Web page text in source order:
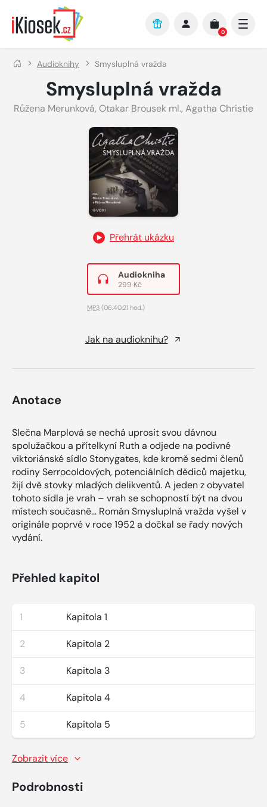
Přejít na hlavní obsah
0
Audioknihy Smysluplná vražda
Smysluplná vražda
Růžena Merunková, Otakar Brousek ml., Agatha Christie
Přehrát ukázku
Audiokniha
299 Kč
MP3 (06:40:21 hod.)
Jak na audioknihu?
Anotace
Slečna Marplová se nechá uprosit svou dávnou
spolužačkou a přítelkyní Ruth a odjede na podivné
viktoriánské sídlo Stonygates, kde kromě sedmi členů
rodiny Serrocoldových, potenciálních dědiců majetku,
žijí dvě stovky mladých delikventů. A jeden z obyvatel
tohoto sídla je vrah – vrah se schopností být na dvou
místech současně… Román Smysluplná vražda vyšel v
originále poprvé v roce 1952 a dočkal se řady nových
vydání.
Přehled kapitol
1 Kapitola 1
2 Kapitola 2
3 Kapitola 3
4 Kapitola 4
5 Kapitola 5
Zobrazit více
Podrobnosti